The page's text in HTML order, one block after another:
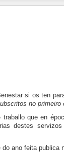
si os ten
no primeiro
que en
destes
ano feita publica